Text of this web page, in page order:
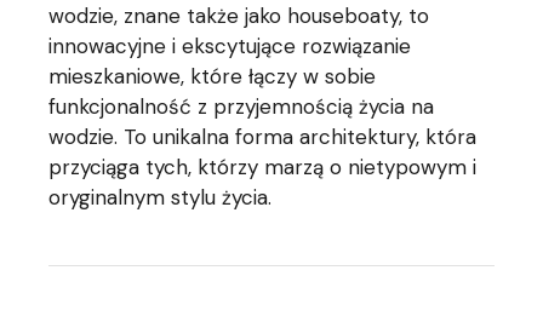
wodzie, znane także jako houseboaty, to
innowacyjne i ekscytujące rozwiązanie
mieszkaniowe, które łączy w sobie
funkcjonalność z przyjemnością życia na
wodzie. To unikalna forma architektury, która
przyciąga tych, którzy marzą o nietypowym i
oryginalnym stylu życia.